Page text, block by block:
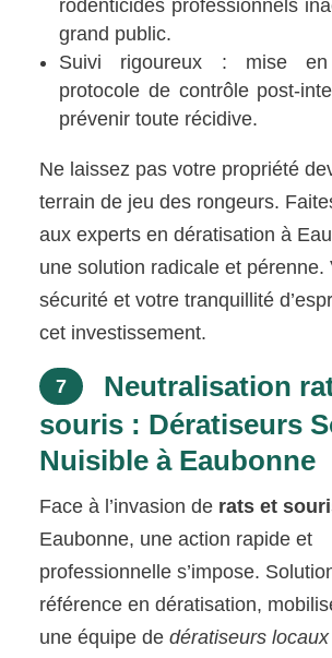
rodenticides professionnels
grand public.
Suivi rigoureux : mise en
protocole de contrôle post-
prévenir toute récidive.
Ne laissez pas votre propriété
terrain de jeu des rongeurs.
aux experts en dératisation à
une solution radicale et pérenne.
sécurité et votre tranquillité
cet investissement.
7
Neutralisation
souris : Dératiseurs
Nuisible à Eaubonne
Face à l’invasion de rats et
Eaubonne, une action rapide et
professionnelle s’impose.
référence en dératisation,
une équipe dedératiseurs locaux